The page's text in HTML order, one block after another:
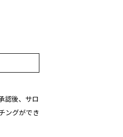
認後、サロ
ングができ